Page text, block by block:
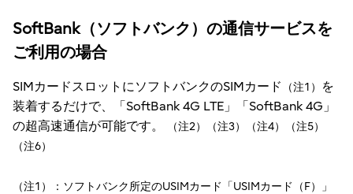
SoftBank（ソフトバンク）の通信サービスを
ご利用の場合
SIMカードスロットにソフトバンクのSIMカード （注1）
を
装着するだけで、「SoftBank 4G LTE」「SoftBank 4G」
の超高速通信が可能です。
（注2）（注3）（注4）（注5）
（注6）
（注1）：ソフトバンク所定のUSIMカード「USIMカード（F）」